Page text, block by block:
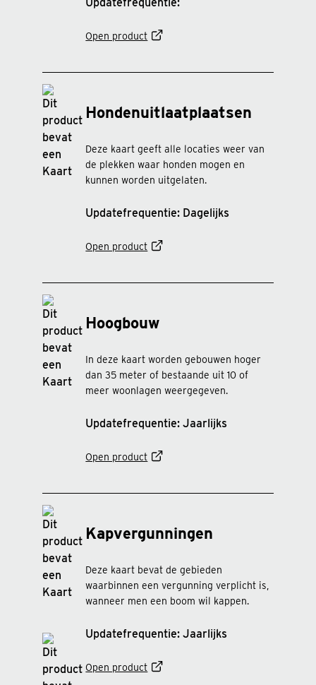
Open product
Hondenuitlaatplaatsen
Deze kaart geeft alle locaties weer van
de plekken waar honden mogen en
kunnen worden uitgelaten.
Updatefrequentie: Dagelijks
Open product
Hoogbouw
In deze kaart worden gebouwen hoger
dan 35 meter of bestaande uit 10 of
meer woonlagen weergegeven.
Updatefrequentie: Jaarlijks
Open product
Kapvergunningen
Deze kaart bevat de gebieden
waarbinnen een vergunning verplicht is,
wanneer men een boom wil kappen.
Updatefrequentie: Jaarlijks
Open product